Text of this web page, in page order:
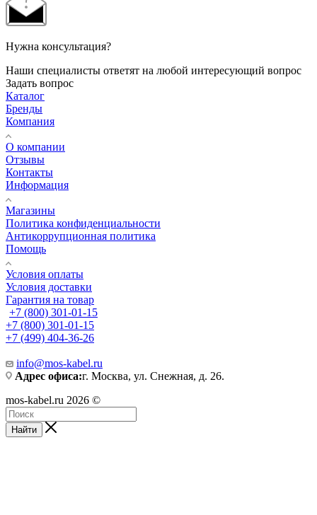
Нужна консультация?
Наши специалисты ответят на любой интересующий вопрос
Задать вопрос
Каталог
Бренды
Компания
О компании
Отзывы
Контакты
Информация
Магазины
Политика конфиденциальности
Антикоррупционная политика
Помощь
Условия оплаты
Условия доставки
Гарантия на товар
+7 (800) 301-01-15
+7 (800) 301-01-15
+7 (499) 404-36-26
info@mos-kabel.ru
Адрес офиса:г. Москва, ул. Снежная, д. 26.
mos-kabel.ru 2026 ©
Найти